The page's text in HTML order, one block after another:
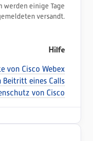
werden einige Tage
versandt.
Hilfe
von Cisco Webex
eines Calls
von Cisco